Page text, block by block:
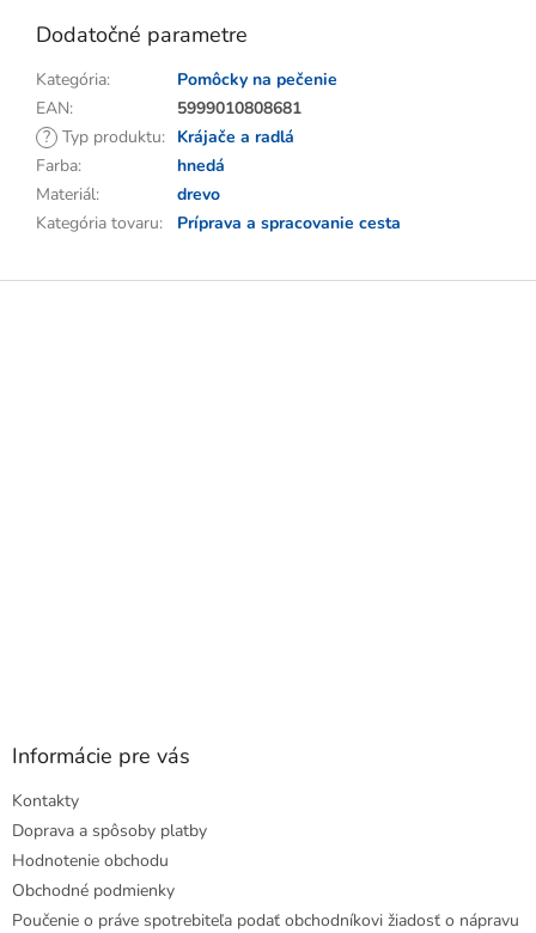
Dodatočné parametre
Kategória:
Pomôcky na pečenie
EAN:
5999010808681
? Typ produktu: Krájače a radlá
Farba:
hnedá
Materiál:
drevo
Kategória tovaru: Príprava a spracovanie cesta
Z
Informácie pre vás
Kontakty
Doprava a spôsoby platby
Hodnotenie obchodu
Obchodné podmienky
Poučenie o práve spotrebiteľa podať obchodníkovi žiadosť o nápravu